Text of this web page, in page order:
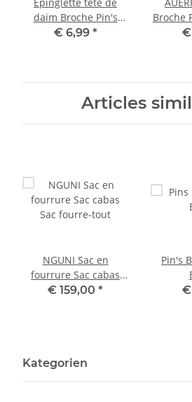
daim Broche Pin's
Chapeau Bijou Bouton
€ 6,99 *
Broche
Bijoux€
Articles
NGUNI Sac en
fourrure Sac cabas
Sac fourre-tout
€ 159,00 *
Pin's
€
Kategorien